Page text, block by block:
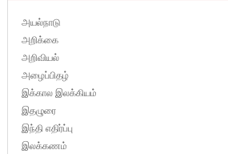
அயல்நாடு
அறிக்கை
அறிவியல்
அழைப்பிதழ்
இக்கால இலக்கியம்
இதழுரை
இந்தி எதிர்ப்பு
இலக்கணம்